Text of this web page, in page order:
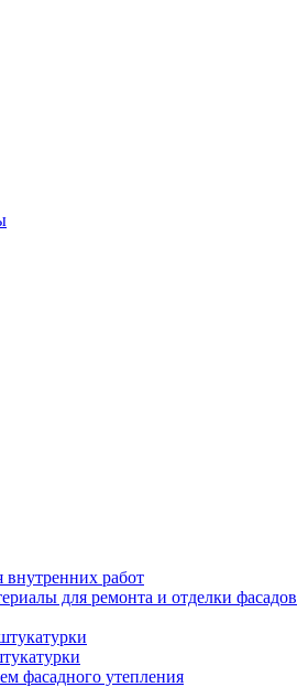
работ
для ремонта и отделки фасадов
фасадного утепления